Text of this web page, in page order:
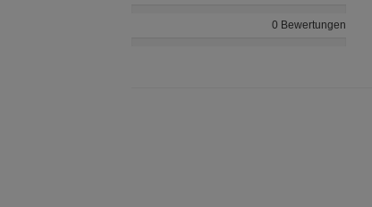
0 Bewertungen